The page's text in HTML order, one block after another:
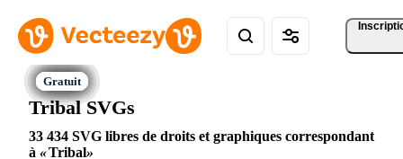
Tribal SVGs
33 434 SVG libres de droits et graphiques correspondant
à
Tribal